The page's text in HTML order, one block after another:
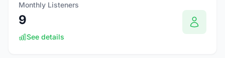
Monthly Listeners
9
See details